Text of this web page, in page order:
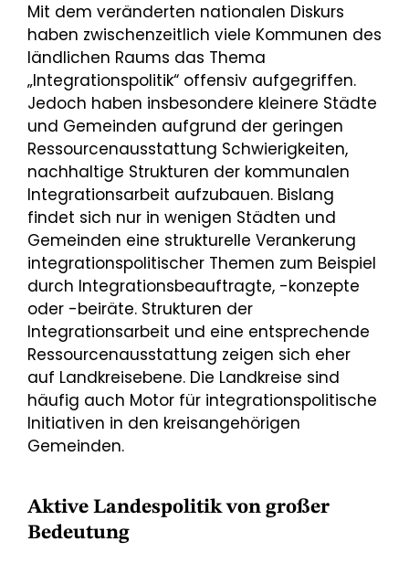
Mit dem veränderten nationalen Diskurs
haben zwischenzeitlich viele Kommunen des
ländlichen Raums das Thema
„Integrationspolitik“ offensiv aufgegriffen.
Jedoch haben insbesondere kleinere Städte
und Gemeinden aufgrund der geringen
Ressourcenausstattung Schwierigkeiten,
nachhaltige Strukturen der kommunalen
Integrationsarbeit aufzubauen. Bislang
findet sich nur in wenigen Städten und
Gemeinden eine strukturelle Verankerung
integrationspolitischer Themen zum Beispiel
durch Integrationsbeauftragte, -konzepte
oder -beiräte. Strukturen der
Integrationsarbeit und eine entsprechende
Ressourcenausstattung zeigen sich eher
auf Landkreisebene. Die Landkreise sind
häufig auch Motor für integrationspolitische
Initiativen in den kreisangehörigen
Gemeinden.
Aktive Landespolitik von großer
Bedeutung